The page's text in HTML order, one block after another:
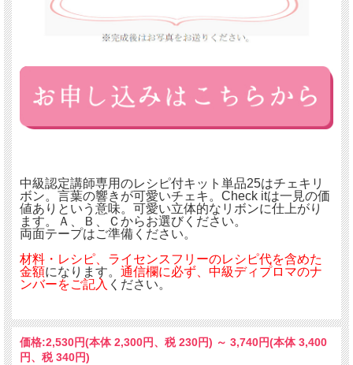
中級認定講師専用のレシピ付キット単品25はチェキリ
ボン。言葉の響きが可愛いチェキ。Check itは一見の価
値ありという意味。可愛い立体的なリボンに仕上がり
ます。Ａ、Ｂ、Ｃからお選びください。
両面テープはご準備ください。
材料・レシピ、ライセンスフリーのレシピ代を含めた
金額になります。 通信欄に必ず、中級ディプロマのナ
ンバーをご記入 ください。
価格:2,530円(本体 2,300円、税 230円) ～ 3,740円(本体 3,400
円、税 340円)